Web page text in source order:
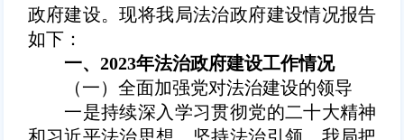
政府建设。现将我局法治政府建设情况报告
如下：
一、2023年法治政府建设工作情况
（一） 全面加强党对法治建设的领导
一是持续深入学习贯彻党的二十大精神